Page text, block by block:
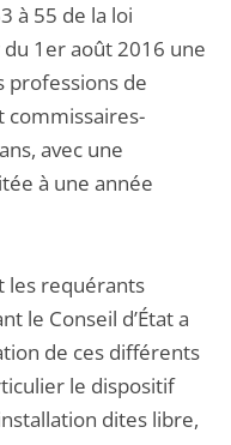
à 55 de la loi
1er août 2016 une
professions de
commissaires-
avec une
à une année
les requérants
le Conseil d’État a
de ces différents
le dispositif
dites libre,